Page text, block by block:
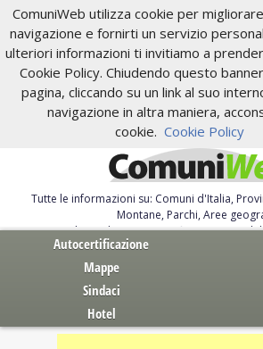
ComuniWeb utilizza cookie per
navigazione e fornirti un servizio
ulteriori informazioni ti invitiamo a
Cookie Policy. Chiudendo questo
pagina, cliccando su un link al suo
navigazione in altra maniera,
cookie. Cookie Policy
Tutte le informazioni su: Comuni d'Italia,
Montane, Parchi, Aree
Servizi al Cittadino. Autocertificazione,
Autocertificazione
Mappe
Sindaci
Hotel